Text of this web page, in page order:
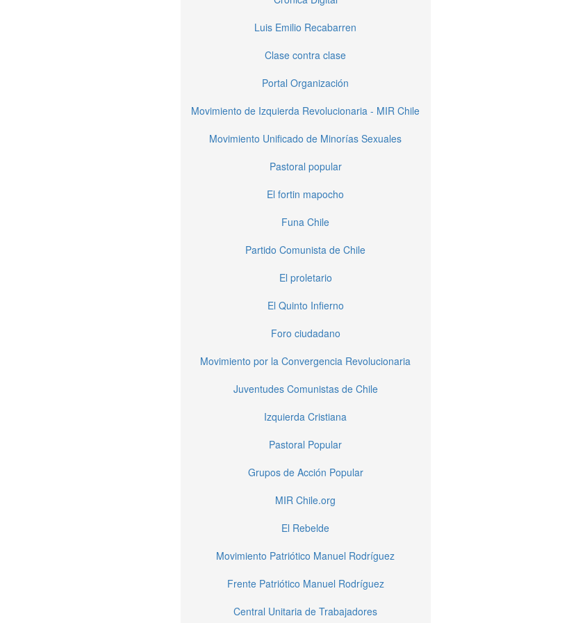
Luis Emilio Recabarren
Clase contra clase
Portal Organización
Movimiento de Izquierda Revolucionaria - MIR Chile
Movimiento Unificado de Minorías Sexuales
Pastoral popular
El fortin mapocho
Funa Chile
Partido Comunista de Chile
El proletario
El Quinto Infierno
Foro ciudadano
Movimiento por la Convergencia Revolucionaria
Juventudes Comunistas de Chile
Izquierda Cristiana
Pastoral Popular
Grupos de Acción Popular
MIR Chile.org
El Rebelde
Movimiento Patriótico Manuel Rodríguez
Frente Patriótico Manuel Rodríguez
Central Unitaria de Trabajadores